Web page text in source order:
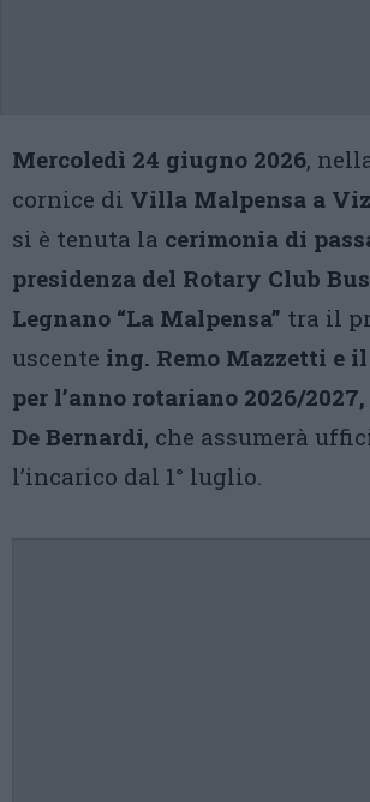
Mercoledì 24 giugno 2026,
cornice di Villa Malpensa a
si è tenuta la cerimonia di
presidenza del Rotary Club
Legnano “La Malpensa” tra il
uscente ing. Remo Mazzetti e
per l’anno rotariano 2026/
De Bernardi, che assumerà
l’incarico dal 1° luglio.